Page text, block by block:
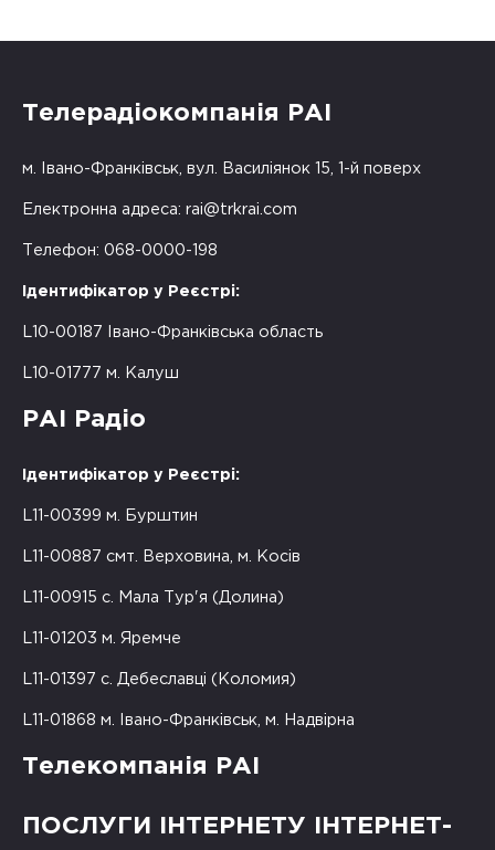
Телерадіокомпанія РАІ
м. Івано-Франківськ, вул. Василіянок 15, 1-й поверх
Електронна адреса: rai@trkrai.com
Телефон: 068-0000-198
Ідентифікатор у Реєстрі:
L10-00187 Івано-Франківська область
L10-01777 м. Калуш
РАІ Радіо
Ідентифікатор у Реєстрі:
L11-00399 м. Бурштин
L11-00887 смт. Верховина, м. Косів
L11-00915 с. Мала Тур'я (Долина)
L11-01203 м. Яремче
L11-01397 с. Дебеславці (Коломия)
L11-01868 м. Івано-Франківськ, м. Надвірна
Телекомпанія РАІ
ПОСЛУГИ ІНТЕРНЕТУ ІНТЕРНЕТ-